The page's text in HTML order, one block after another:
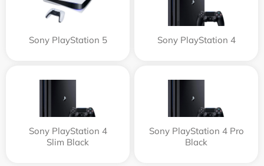
Sony PlayStation 5 Sony PlayStation 4
Sony PlayStation 4
Slim Black
Sony PlayStation 4 Pro
Black